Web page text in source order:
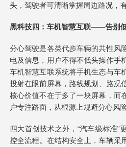
头，驾驶者可清晰掌握周边路况，
黑科技四：车机智慧互联——告别
分心驾驶是各类代步车辆的共性风
电及信息，用户不得不低头操作手
车机智慧互联系统将手机生态与车
投射在眼前屏幕，路线规划、路况
核心价值不在于多了一块屏幕，而
户专注路面，从根源上规避分心风险
四大首创技术之外，“汽车级标准”
控全流程。在结构安全上，车辆采